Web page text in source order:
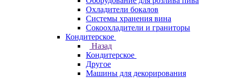
Охладители бокалов
Системы хранения вина
Сокоохладители и граниторы
Кондитерское
Назад
Кондитерское
Другое
Машины для декорирования